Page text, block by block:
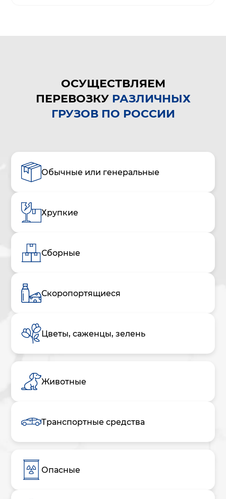
ОСУЩЕСТВЛЯЕМ
ПЕРЕВОЗКУРАЗЛИЧНЫХ
ГРУЗОВ ПО РОССИИ
Обычные или генеральные
Хрупкие
Сборные
Скоропортящиеся
Цветы, саженцы, зелень
Животные
Транспортные средства
Опасные